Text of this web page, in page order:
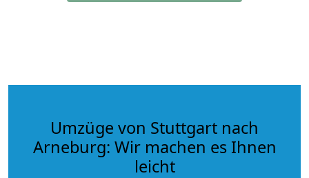
Umzüge von Stuttgart nach
Arneburg: Wir machen es Ihnen
leicht